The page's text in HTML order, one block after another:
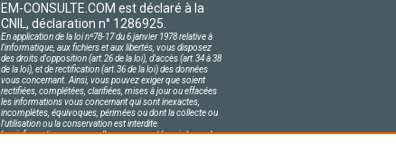
EM-CONSULTE.COM est déclaré à la
CNIL, déclaration n° 1286925.
En application de la loi nº78-17 du 6 janvier 1978 relative à
l'informatique, aux fichiers et aux libertés, vous disposez
des droits d'opposition (art.26 de la loi), d'accès (art.34 à 38
de la loi), et de rectification (art.36 de la loi) des données
vous concernant. Ainsi, vous pouvez exiger que soient
rectifiées, complétées, clarifiées, mises à jour ou effacées
les informations vous concernant qui sont inexactes,
incomplètes, équivoques, périmées ou dont la collecte ou
l'utilisation ou la conservation est interdite.
Les informations personnelles concernant les visiteurs de